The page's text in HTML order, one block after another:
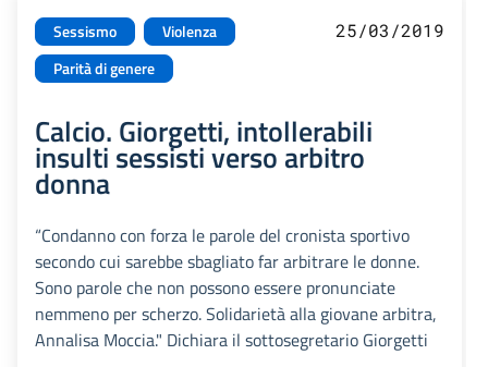
Sessismo
Violenza
Parità di genere
25/03/2019
Calcio. Giorgetti, intollerabili
insulti sessisti verso arbitro
donna
“Condanno con forza le parole del cronista sportivo
secondo cui sarebbe sbagliato far arbitrare le donne.
Sono parole che non possono essere pronunciate
nemmeno per scherzo. Solidarietà alla giovane arbitra,
Annalisa Moccia." Dichiara il sottosegretario Giorgetti